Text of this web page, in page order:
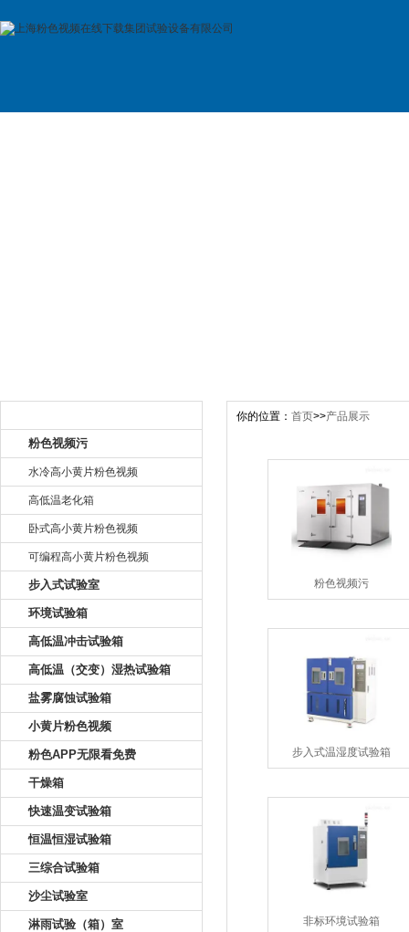
粉色视频污
水冷高小黄片粉色视频
高低温老化箱
卧式高小黄片粉色视频
可编程高小黄片粉色视频
步入式试验室
环境试验箱
高低温冲击试验箱
高低温（交变）湿热试验箱
盐雾腐蚀试验箱
小黄片粉色视频
粉色APP无限看免费
干燥箱
快速温变试验箱
恒温恒湿试验箱
三综合试验箱
沙尘试验室
淋雨试验（箱）室
你的位置： 首页>>产品展示
粉色视频污
步入式温湿度试验箱
非标环境试验箱